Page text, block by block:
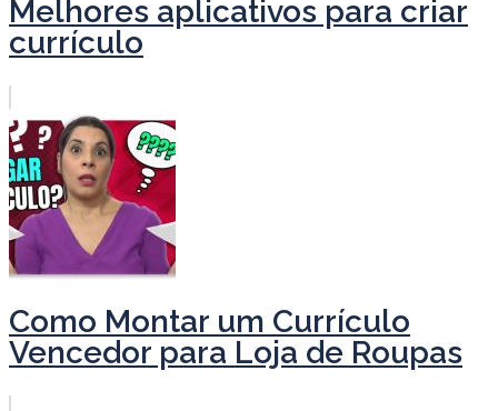
Melhores aplicativos para criar
currículo
Como Montar um Currículo
Vencedor para Loja de Roupas